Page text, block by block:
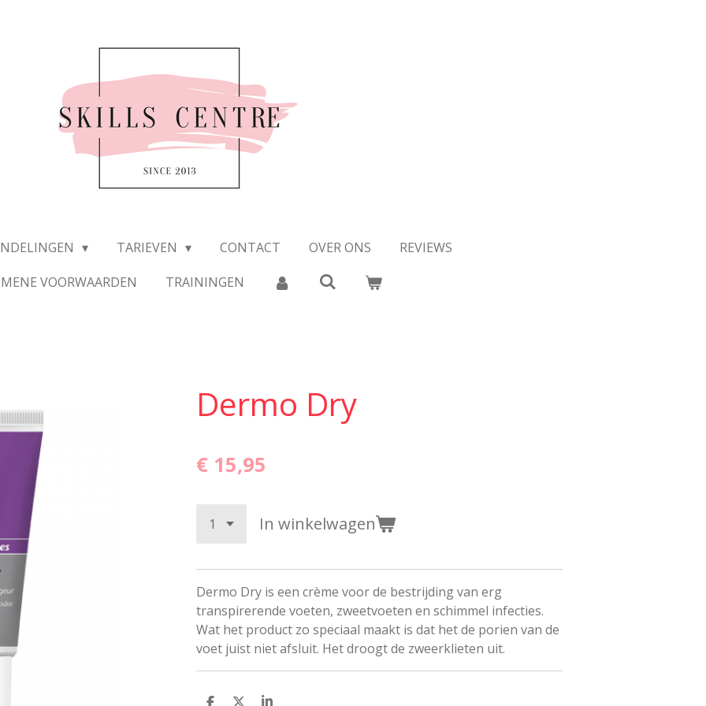
TARIEVEN CONTACT OVER ONS
REVIEWS
VOORWAARDEN
TRAININGEN
Dermo Dry
€ 15,95
In winkelwagen
Dermo Dry is een crème voor de bestrijding van erg
transpirerende voeten, zweetvoeten en schimmel infecties.
Wat het product zo speciaal maakt is dat het de porien van de
voet juist niet afsluit. Het droogt de zweerklieten uit.